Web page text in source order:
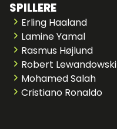
SPILLERE
Erling Haaland
Lamine Yamal
Rasmus Højlund
Robert Lewandowski
Mohamed Salah
Cristiano Ronaldo